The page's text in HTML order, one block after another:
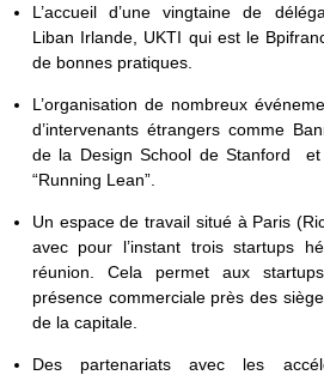
L’accueil d’une vingtaine de
Liban Irlande, UKTI qui est le
de bonnes pratiques.
L’organisation de nombreux
d’intervenants étrangers comme
de la Design School de Stanford et
“Running Lean”.
Un espace de travail situé à Paris
avec pour l’instant trois startups
réunion. Cela permet aux
présence commerciale près des
de la capitale.
Des partenariats avec les